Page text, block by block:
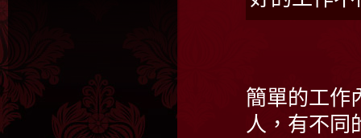
簡單的工作
人，有不同